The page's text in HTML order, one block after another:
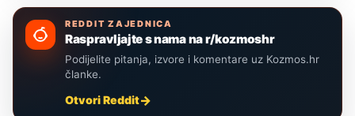
REDDIT ZAJEDNICA
Raspravljajte s nama na r/kozmoshr
Podijelite pitanja, izvore i komentare uz Kozmos.hr
članke.
Otvori Reddit